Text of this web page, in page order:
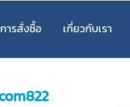
ารสั่งซื้อ เกี่ยวกับเรา